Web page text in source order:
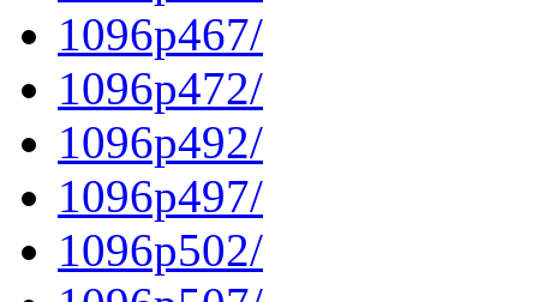
1096p467/
1096p472/
1096p492/
1096p497/
1096p502/